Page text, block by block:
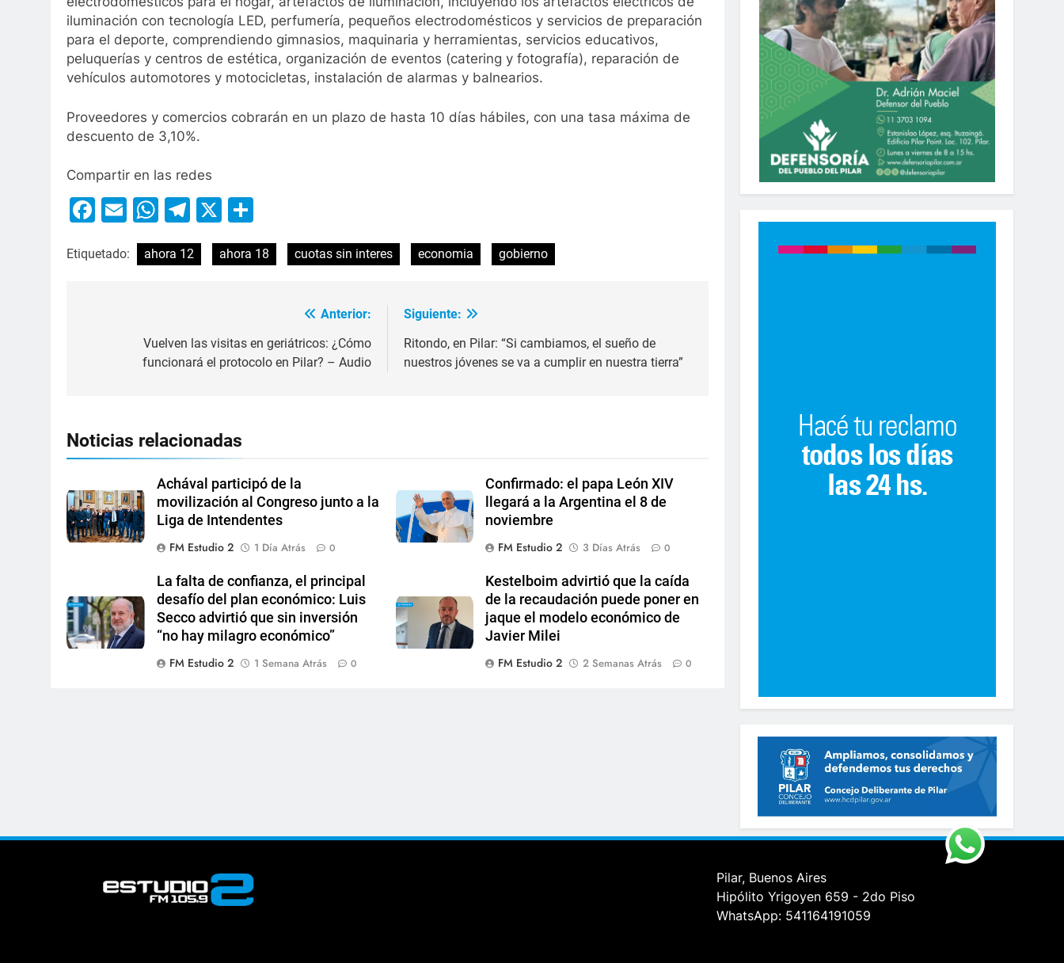
iluminación con tecnología LED, perfumería, pequeños electrodomésticos y servicios de preparación
para el deporte, comprendiendo gimnasios, maquinaria y herramientas, servicios educativos,
peluquerías y centros de estética, organización de eventos (catering y fotografía), reparación de
vehículos automotores y motocicletas, instalación de alarmas y balnearios.
Proveedores y comercios cobrarán en un plazo de hasta 10 días hábiles, con una tasa máxima de
descuento de 3,10%.
Compartir en las redes
Facebook
EmailWhatsApp
Telegram
X
Etiquetado: ahora 12 ahora 18 cuotas sin interes economia gobierno
Anterior:
Vuelven las visitas en geriátricos: ¿Cómo
funcionará el protocolo en Pilar? – Audio
Siguiente:
Ritondo, en Pilar: “Si cambiamos, el sueño de
nuestros jóvenes se va a cumplir en nuestra tierra”
Noticias relacionadas
Achával participó de la
movilización al Congreso junto a la
Liga de Intendentes
FM Estudio 2
1 Día Atrás 0
Confirmado: el papa León XIV
llegará a la Argentina el 8 de
noviembre
FM Estudio 2
3 Días Atrás 0
La falta de confianza, el principal
desafío del plan económico: Luis
Secco advirtió que sin inversión
“no hay milagro económico”
FM Estudio 2
1 Semana Atrás 0
Kestelboim advirtió que la caída
de la recaudación puede poner en
jaque el modelo económico de
Javier Milei
FM Estudio 2
2 Semanas Atrás 0
Pilar, Buenos Aires
Hipólito Yrigoyen 659 - 2do Piso
WhatsApp: 541164191059